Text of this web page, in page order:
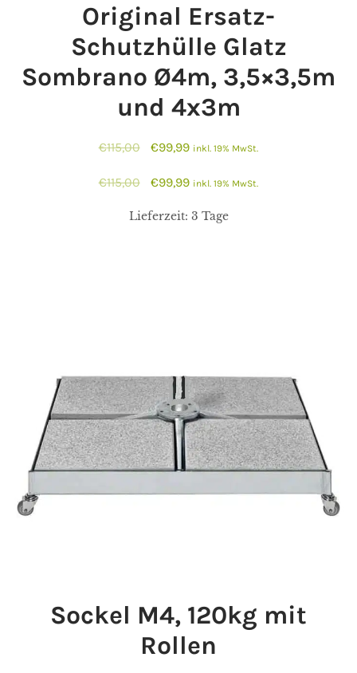
Original Ersatz-
Schutzhülle Glatz
Sombrano Ø4m, 3,5×3,5m
und 4x3m
€115,00
Ursprünglicher
war:
€115,00
€99,99Aktueller
ist:
€99,99.
inkl. 19% MwSt.
€115,00
Ursprünglicher
€99,99Aktueller
inkl. 19% MwSt.
Lieferzeit: 3 Tage
Sockel M4, 120kg mit
Rollen